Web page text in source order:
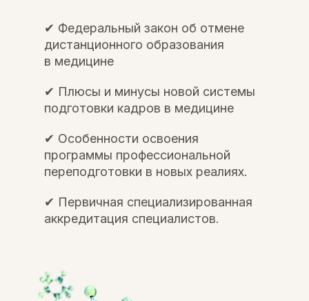
✔ Федеральный закон об отмене
дистанционного образования
в медицине
✔ Первичная специализированная
аккредитация специалистов.
✔ Особенности освоения
программы профессиональной
переподготовки в новых реалиях.
✔ Плюсы и минусы новой системы
подготовки кадров в медицине